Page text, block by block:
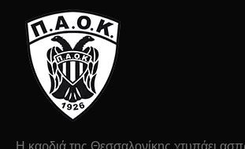
Η καρδιά της Θεσσαλονίκης χτυπάει